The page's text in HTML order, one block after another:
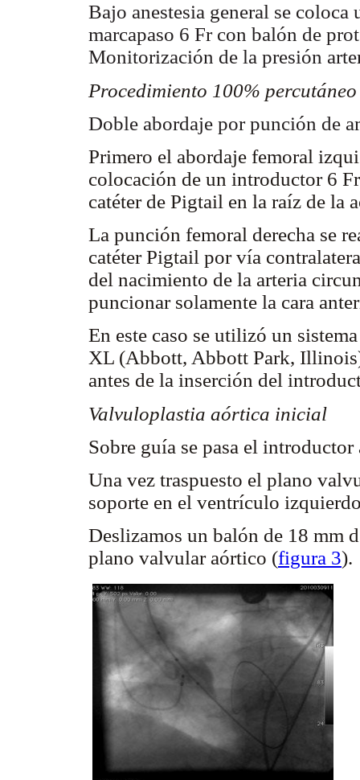
Bajo anestesia general se
marcapaso 6 Fr con balón de
Monitorización de la presión
Procedimiento 100% percutáneo
Doble abordaje por punción de
Primero el abordaje femoral
colocación de un introductor 6
catéter de Pigtail en la raíz de la
La punción femoral derecha se
catéter Pigtail por vía
del nacimiento de la arteria
puncionar solamente la cara
En este caso se utilizó un
XL (Abbott, Abbott Park,
antes de la inserción del
Valvuloplastia aórtica inicial
Sobre guía se pasa el
Una vez traspuesto el plano
soporte en el ventrículo
Deslizamos un balón de 18 mm
plano valvular aórtico (figura 3).